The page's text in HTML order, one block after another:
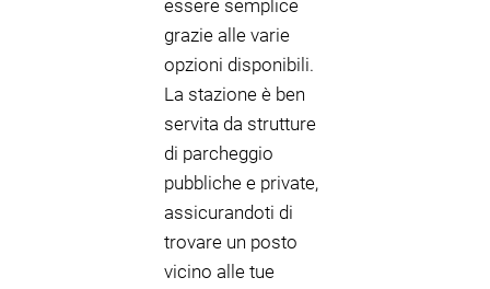
essere semplice
grazie alle varie
opzioni disponibili.
La stazione è ben
servita da strutture
di parcheggio
pubbliche e private,
assicurandoti di
trovare un posto
vicino alle tue